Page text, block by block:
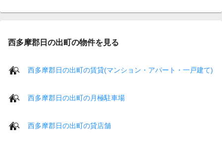
西多摩郡日の出町の物件を見る
西多摩郡日の出町の賃貸(マンション・アパート・一戸建て)
西多摩郡日の出町の月極駐車場
西多摩郡日の出町の貸店舗